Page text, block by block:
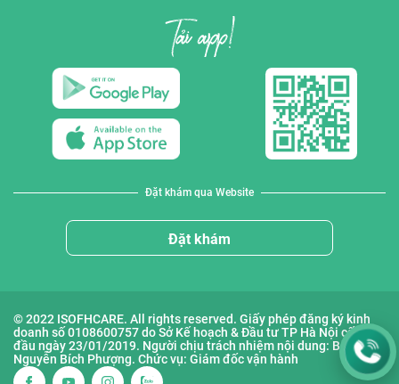
Đặt khám qua Website
Đặt khám
© 2022 ISOFHCARE. All rights reserved. Giấy phép đăng ký kinh
doanh số 0108600757 do Sở Kế hoạch & Đầu tư TP Hà Nội cấp lần
đầu ngày 23/01/2019. Người chịu trách nhiệm nội dung: Bà
Nguyễn Bích Phượng. Chức vụ: Giám đốc vận hành